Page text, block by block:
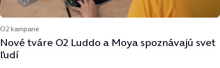
O2 kampane
Nové tváre O2 Luddo a Moya spoznávajú svet
ľudí